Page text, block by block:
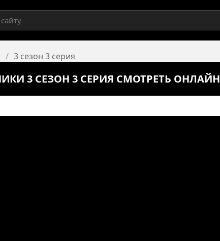
3 сезон 3 серия
3 СЕЗОН 3 СЕРИЯ СМОТРЕТЬ ОНЛАЙН